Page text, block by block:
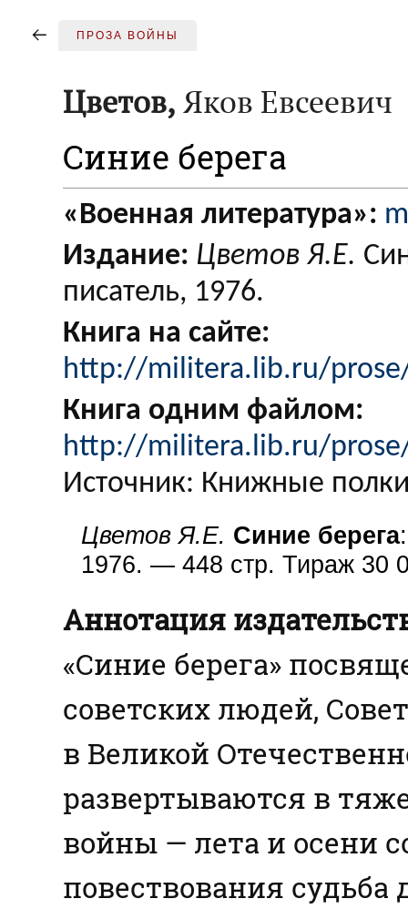
ПРОЗА ВОЙНЫ
Цветов, Яков Евсеевич
Синие берега
«Военная литература»:
Издание: Цветов Я.Е.
писатель, 1976.
Книга на сайте:
http://militera.lib.ru/
Книга одним файлом:
http://militera.lib.ru/
Источник: Книжные
Цветов Я.Е. Синие берега
1976. — 448 стр. Тираж 30
Аннотация
«Синие берега»
советских людей,
в Великой
развертываются в
войны — лета и осени
повествования